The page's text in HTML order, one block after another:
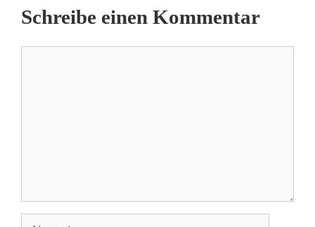
Schreibe einen Kommentar